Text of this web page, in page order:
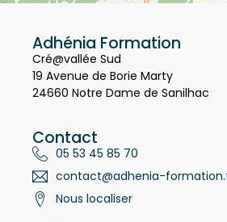
Adhénia Formation
Cré@vallée Sud
19 Avenue de Borie Marty
Contact
05 53 45 85 70
contact@adhenia-formation.fr